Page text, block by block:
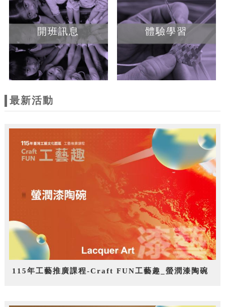
開班訊息 體驗學習
最新活動
115年工藝推廣課程-Craft FUN工藝趣_螢潤漆陶碗